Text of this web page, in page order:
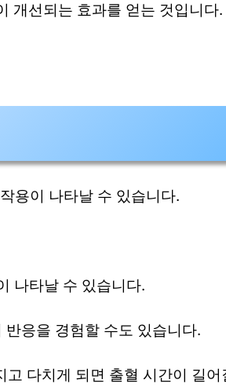
개선되는 효과를 얻는 것입니다.
용이 나타날 수 있습니다.
나타날 수 있습니다.
응을 경험할 수도 있습니다.
다치게 되면 출혈 시간이 길어